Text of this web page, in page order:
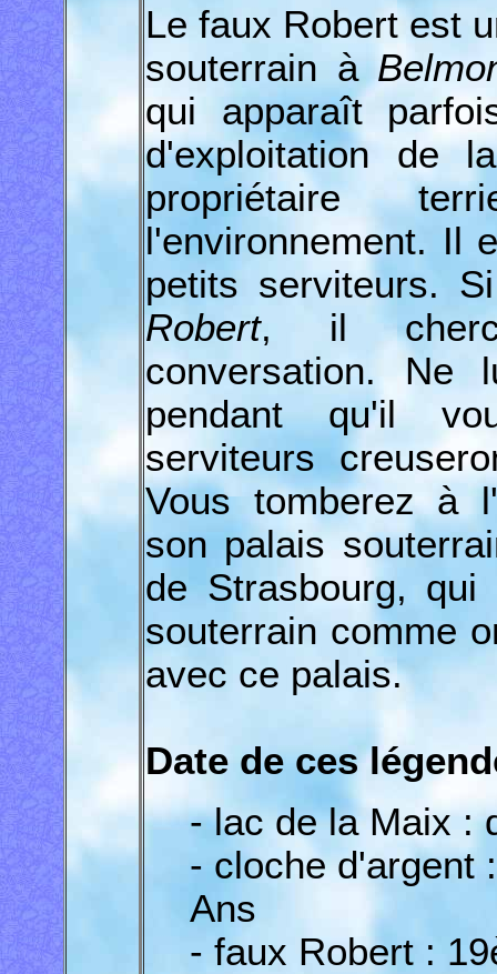
Le faux Robert est
souterrain à
qui apparaît
d'exploitation de
propriétaire
l'environnement. Il
petits serviteurs.
Robert, il
conversation. Ne
pendant qu'il
serviteurs
Vous tomberez à
son palais
de Strasbourg,
souterrain comme
avec ce palais.
Date de ces
- lac de la Maix :
- cloche d'argent
Ans
- faux Robert :